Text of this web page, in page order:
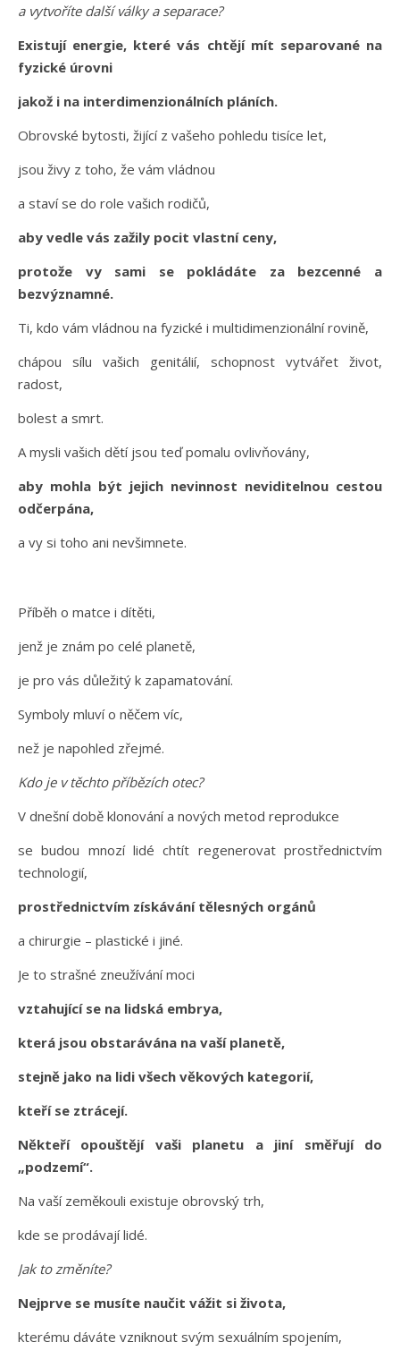
a vytvoříte další války a separace?
Existují energie, které vás chtějí mít separované na
fyzické úrovni
jakož i na interdimenzionálních pláních.
Obrovské bytosti, žijící z vašeho pohledu tisíce let,
jsou živy z toho, že vám vládnou
a staví se do role vašich rodičů,
aby vedle vás zažily pocit vlastní ceny,
protože vy sami se pokládáte za bezcenné a
bezvýznamné.
Ti, kdo vám vládnou na fyzické i multidimenzionální rovině,
chápou sílu vašich genitálií, schopnost vytvářet život,
radost,
bolest a smrt.
A mysli vašich dětí jsou teď pomalu ovlivňovány,
aby mohla být jejich nevinnost neviditelnou cestou
odčerpána,
a vy si toho ani nevšimnete.
Příběh o matce i dítěti,
jenž je znám po celé planetě,
je pro vás důležitý k zapamatování.
Symboly mluví o něčem víc,
než je napohled zřejmé.
Kdo je v těchto příbězích otec?
V dnešní době klonování a nových metod reprodukce
se budou mnozí lidé chtít regenerovat prostřednictvím
technologií,
prostřednictvím získávání tělesných orgánů
a chirurgie – plastické i jiné.
Je to strašné zneužívání moci
vztahující se na lidská embrya,
která jsou obstarávána na vaší planetě,
stejně jako na lidi všech věkových kategorií,
kteří se ztrácejí.
Někteří opouštějí vaši planetu a jiní směřují do
„podzemí“.
Na vaší zeměkouli existuje obrovský trh,
kde se prodávají lidé.
Jak to změníte?
Nejprve se musíte naučit vážit si života,
kterému dáváte vzniknout svým sexuálním spojením,